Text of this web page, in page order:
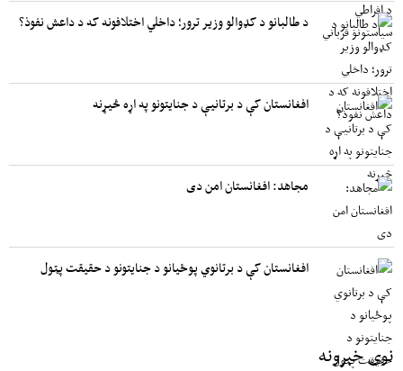
د طالبانو د کډوالو وزیر ترور؛ داخلي اختلافونه که د داعش نفوذ؟
افغانستان کې د برتانیې د جنایتونو په اړه څیړنه
مجاهد: افغانستان امن دی
افغانستان کې د برتانوي پوځیانو د جنایتونو د حقیقت پټول
نوی خبرونه